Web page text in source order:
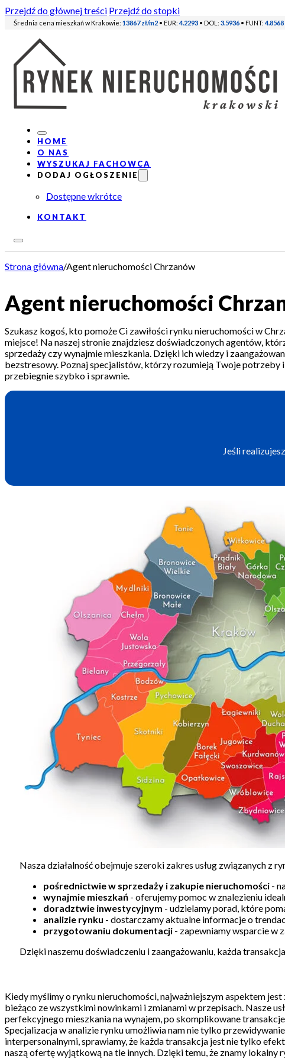
Przejdź do głównej treści Przejdź do stopki
Średnia cena mieszkań w Krakowie: 13867 zł/m2 • EUR: 4.2293 • DOL: 3.5936 • FUNT: 4.8568
HOME
O NAS
WYSZUKAJ FACHOWCA
DODAJ OGŁOSZENIE
Dostępne wkrótce
KONTAKT
Strona główna/Agent nieruchomości Chrzanów
Agent nieruchomości
Szukasz kogoś, kto pomoże Ci zawiłości rynku nieruchomości w
miejsce! Na naszej stronie znajdziesz doświadczonych agentów,
sprzedaży czy wynajmie mieszkania. Dzięki ich wiedzy i
bezstresowy. Poznaj specjalistów, którzy rozumieją Twoje potrzeby
przebiegnie szybko i sprawnie.
Jeśli
Nasza działalność obejmuje szeroki zakres usług związanych z
pośrednictwie w sprzedaży i zakupie nieruchomości -
wynajmie mieszkań - oferujemy pomoc w znalezieniu
doradztwie inwestycyjnym - udzielamy porad, które
analizie rynku - dostarczamy aktualne informacje o
przygotowaniu dokumentacji - zapewniamy wsparcie w
Dzięki naszemu doświadczeniu i zaangażowaniu, każda
Kiedy myślimy o rynku nieruchomości, najważniejszym aspektem
bieżąco ze wszystkimi nowinkami i zmianami w przepisach. Nasze
perfekcyjnego mieszkania na wynajem, po skomplikowane
Specjalizacja w analizie rynku umożliwia nam nie tylko
interpersonalnymi, sprawiamy, że każda transakcja jest nie tylko
naszą ofertę wyjątkową na tle innych. Dzięki temu, że znamy